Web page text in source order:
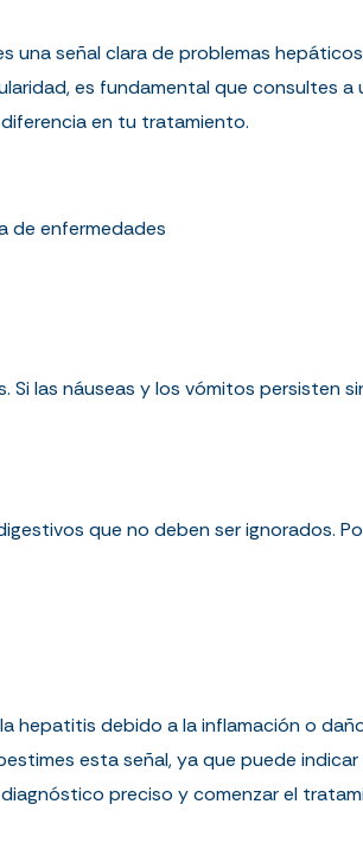
una señal clara de problemas
es fundamental que consultes a
en tu tratamiento.
de enfermedades
las náuseas y los vómitos persisten
que no deben ser ignorados.
hepatitis debido a la inflamación o
esta señal, ya que puede
preciso y comenzar el